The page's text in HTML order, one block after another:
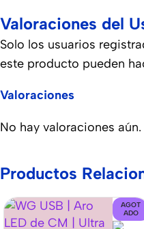
Valoraciones del
Valoraciones
No hay valoraciones aún.
Solo los usuarios
este producto pueden
Productos
AGOT
ADO